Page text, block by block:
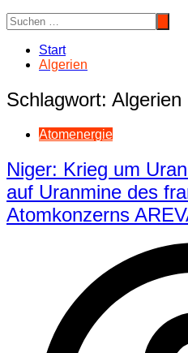
Start
Algerien
Schlagwort: Algerien
Atomenergie
Niger: Krieg um
auf Uranmine des
Atomkonzerns